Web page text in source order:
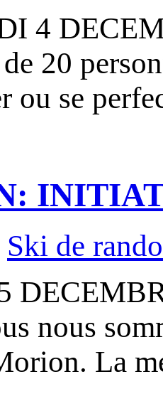
4
20
ou se
Ski de
nous
La